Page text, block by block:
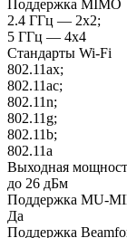
Поддержка MIMO
2.4 ГГц — 2x2;
5 ГГц — 4x4
Стандарты Wi-Fi
802.11ax;
802.11ac;
802.11n;
802.11g;
802.11b;
802.11a
Выходная
до 26 дБм
Поддержка MU-
Да
Поддержка